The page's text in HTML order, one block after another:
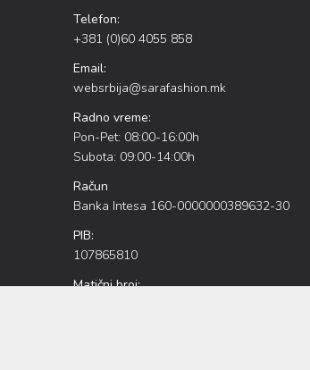
Telefon:
+381 (0)60 4055 858
Email:
websrbija@sarafashion.mk
Radno vreme:
Pon-Pet: 08:00-16:00h
Subota: 09:00-14:00h
Račun
Banka Intesa 160-0000000389632-30
PIB:
107865810
Matični broj: